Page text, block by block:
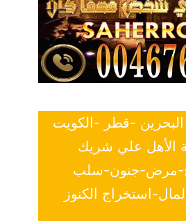
البحرين -قطر -الكويت
الأهل علي شريك
مرض-جنون-سلب
استخراج الكنوز